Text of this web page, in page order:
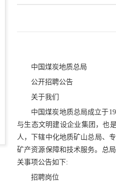
中国煤炭地质总局
公开招聘公告
关于我们
中国煤炭地质总局成立于
与生态文明建设企业集团，也
人，下辖中化地质矿山总局、
矿产资源保障和技术服务。总
关事项公告如下:
招聘岗位